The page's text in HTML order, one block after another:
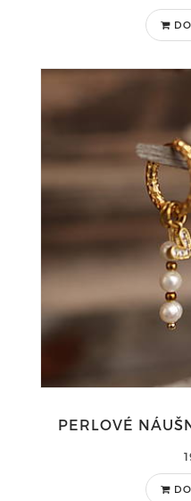
PERLOVÉ